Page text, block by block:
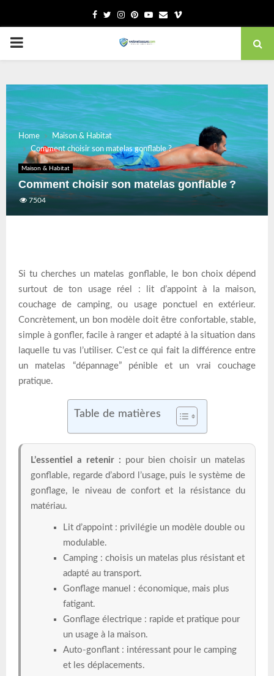
Facebook
TwitterInstagram
PinterestYoutube
EmailVimeo
PRIMARY
Home
Maison & Habitat
Comment choisir son matelas gonflable ?
Maison & Habitat
Comment choisir son matelas gonflable ?
7504
Si tu cherches un matelas gonflable, le bon choix dépend
surtout de ton usage réel : lit d’appoint à la maison,
couchage de camping, ou usage ponctuel en extérieur.
Concrètement, un bon modèle doit être confortable, stable,
simple à gonfler, facile à ranger et adapté à la situation dans
laquelle tu vas l’utiliser. C’est ce qui fait la différence entre
un matelas “dépannage” pénible et un vrai couchage
pratique.
Table de matières
L’essentiel a retenir : pour bien choisir un matelas
gonflable, regarde d’abord l’usage, puis le système de
gonflage, le niveau de confort et la résistance du
matériau.
Lit d’appoint : privilégie un modèle double ou
modulable.
Camping : choisis un matelas plus résistant et
adapté au transport.
Gonflage manuel : économique, mais plus
fatigant.
Gonflage électrique : rapide et pratique pour
un usage à la maison.
Auto-gonflant : intéressant pour le camping
et les déplacements.